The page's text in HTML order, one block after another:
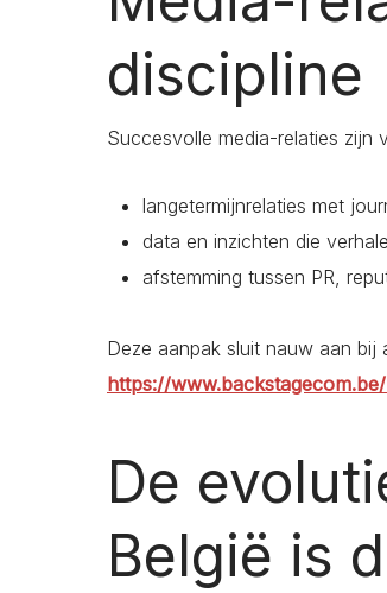
discipline
Succesvolle media-relaties zijn
langetermijnrelaties met
data en inzichten die
afstemming tussen PR,
Deze aanpak sluit nauw aan
https://
De
België is